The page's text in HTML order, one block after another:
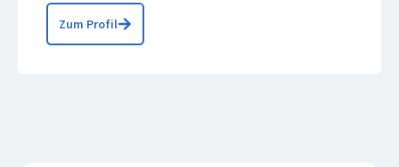
Zum Profil